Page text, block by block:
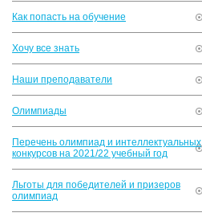
Как попасть на обучение
Хочу все знать
Наши преподаватели
Олимпиады
Перечень олимпиад и интеллектуальных
конкурсов на 2021/22 учебный год
Льготы для победителей и призеров
олимпиад